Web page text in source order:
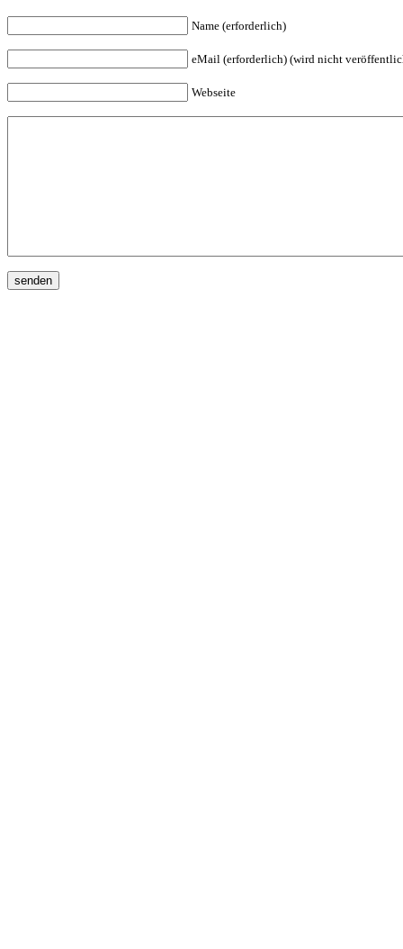
Name (erforderlich)
eMail (erforderlich) (wird nicht
Webseite